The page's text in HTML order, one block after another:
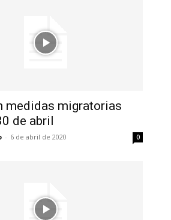
medidas migratorias
de abril
- 6 de abril de 2020 0